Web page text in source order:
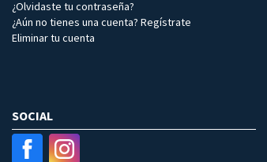
¿Olvidaste tu contraseña?
¿Aún no tienes una cuenta? Regístrate
Eliminar tu cuenta
SOCIAL